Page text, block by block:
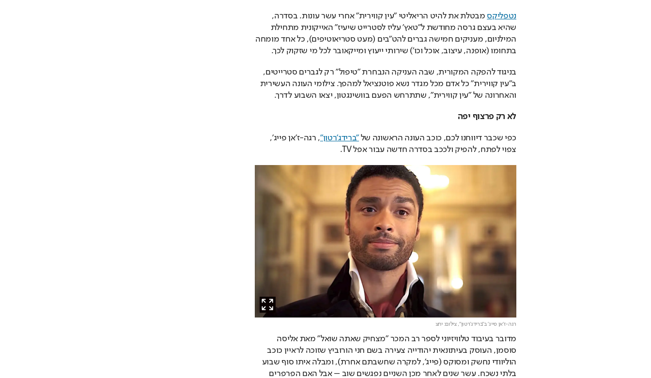
נטפליקס
בתחומו (אופנה, עיצוב, אוכל וכו') שירותי ייעוץ ומייקאובר לכל מי שזקוק לכך.
והאחרונה של "עין קווירית", שתתרחש הפעם בוושינגטון, יצאו השבוע לדרך.
לא רק פרצוף יפה
כפי שכבר דיווחנו לכם, כוכב העונה הראשונה של "ברידג'רטון"
צפוי לפתח, להפיק ולככב בסדרה חדשה עבור אפל TV.
רגה-ז'אן פייג' ב"ברידג'רטון",צילום: יחצ